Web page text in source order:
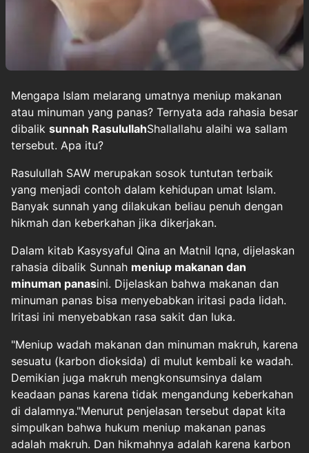
Mengapa Islam melarang umatnya meniup makanan
atau minuman yang panas? Ternyata ada rahasia besar
dibalik sunnah RasulullahShallallahu alaihi wa sallam
tersebut. Apa itu?
Rasulullah SAW merupakan sosok tuntutan terbaik
yang menjadi contoh dalam kehidupan umat Islam.
Banyak sunnah yang dilakukan beliau penuh dengan
hikmah dan keberkahan jika dikerjakan.
Dalam kitab Kasysyaful Qina an Matnil Iqna, dijelaskan
rahasia dibalik Sunnah meniup makanan dan
minuman panasini. Dijelaskan bahwa makanan dan
minuman panas bisa menyebabkan iritasi pada lidah.
Iritasi ini menyebabkan rasa sakit dan luka.
"Meniup wadah makanan dan minuman makruh, karena
sesuatu (karbon dioksida) di mulut kembali ke wadah.
Demikian juga makruh mengkonsumsinya dalam
keadaan panas karena tidak mengandung keberkahan
di dalamnya."Menurut penjelasan tersebut dapat kita
simpulkan bahwa hukum meniup makanan panas
adalah makruh. Dan hikmahnya adalah karena karbon